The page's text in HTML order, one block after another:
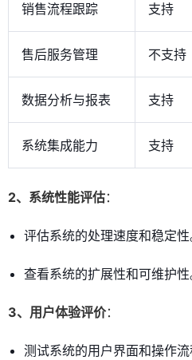
销售流程跟踪 支持
售后服务管理 不支持
数据分析与报表 支持
系统集成能力 支持
2、系统性能评估：
评估系统的处理速度和稳定性
查看系统的扩展性和可维护性
3、用户体验评价：
测试系统的用户界面和操作流